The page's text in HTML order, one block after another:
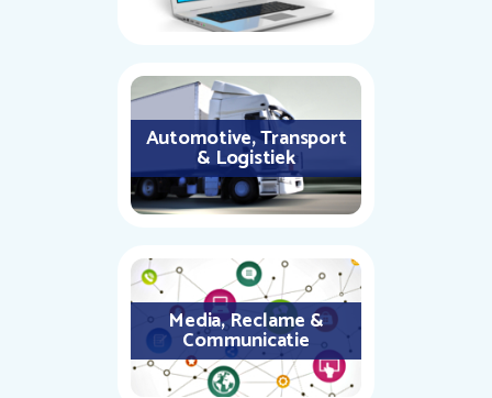
Automotive, Transport
& Logistiek
Media, Reclame &
Communicatie